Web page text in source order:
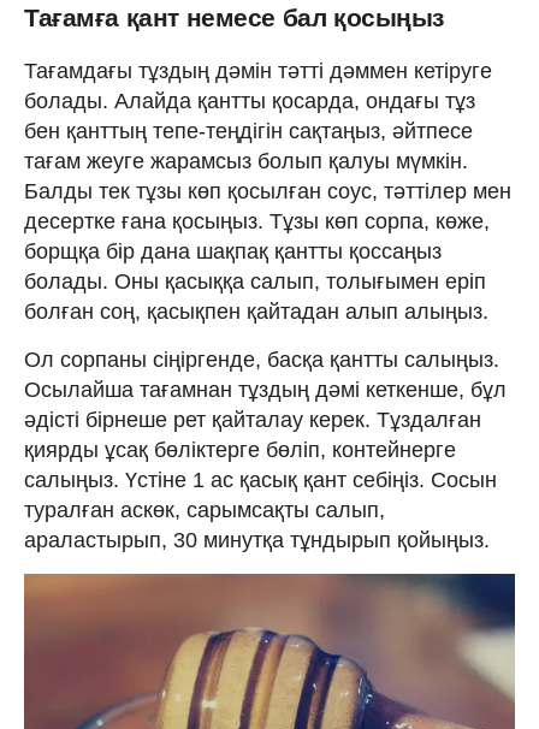
Тағамға қант немесе бал қосыңыз
Тағамдағы тұздың дәмін тәтті дәммен кетіруге
болады. Алайда қантты қосарда, ондағы тұз
бен қанттың тепе-теңдігін сақтаңыз, әйтпесе
тағам жеуге жарамсыз болып қалуы мүмкін.
Балды тек тұзы көп қосылған соус, тәттілер мен
десертке ғана қосыңыз. Тұзы көп сорпа, көже,
борщқа бір дана шақпақ қантты қоссаңыз
болады. Оны қасыққа салып, толығымен еріп
болған соң, қасықпен қайтадан алып алыңыз.
Ол сорпаны сіңіргенде, басқа қантты салыңыз.
Осылайша тағамнан тұздың дәмі кеткенше, бұл
әдісті бірнеше рет қайталау керек. Тұздалған
қиярды ұсақ бөліктерге бөліп, контейнерге
салыңыз. Үстіне 1 ас қасық қант себіңіз. Сосын
туралған аскөк, сарымсақты салып,
араластырып, 30 минутқа тұндырып қойыңыз.